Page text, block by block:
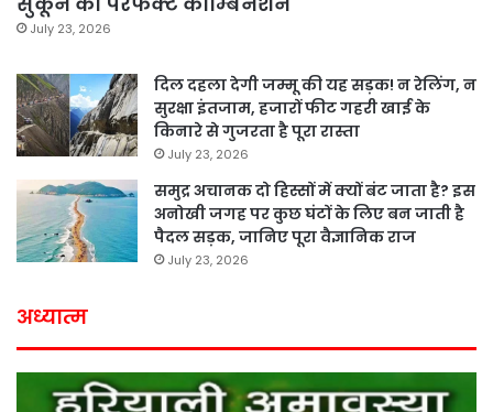
July 23, 2026
दिल दहला देगी जम्मू की यह सड़क! न रेलिंग, न
सुरक्षा इंतजाम, हजारों फीट गहरी खाई के
किनारे से गुजरता है पूरा रास्ता
July 23, 2026
समुद्र अचानक दो हिस्सों में क्यों बंट जाता है? इस
अनोखी जगह पर कुछ घंटों के लिए बन जाती है
पैदल सड़क, जानिए पूरा वैज्ञानिक राज
July 23, 2026
अध्यात्म